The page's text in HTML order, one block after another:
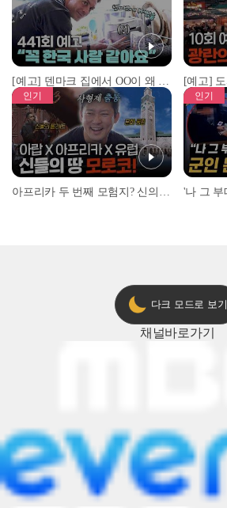
[예고] 덴마크 집에서 OO이 왜 나와...? 이상할 정도로 한국을 사랑하는 우리 형을 제보합니다!
인기 인기
다크 모드로 보기
채널바로가기